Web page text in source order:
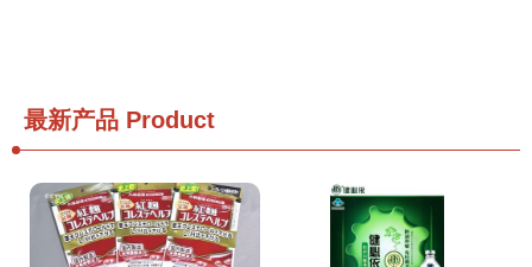
最新产品 Product